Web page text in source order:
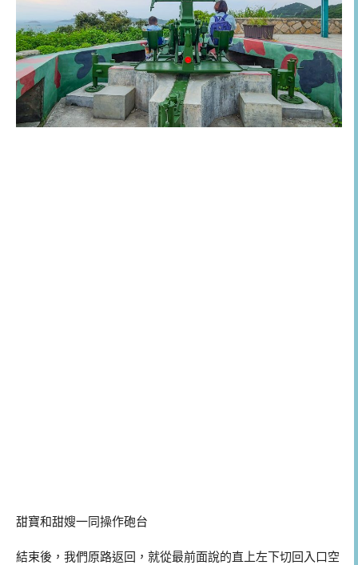
甜寶和甜嫂一同操作砲台
結束後，我們原路返回，就從最前面說的直上左下切回入口空